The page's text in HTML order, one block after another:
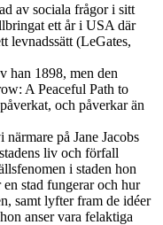
av sociala frågor i sitt
ett år i USA där
levnadssätt (LeGates,
han 1898, men den
A Peaceful Path to
och påverkar än
på Jane Jacobs
liv och förfall
i staden hon
stad fungerar och hur
samt lyfter fram de idéer
anser vara felaktiga